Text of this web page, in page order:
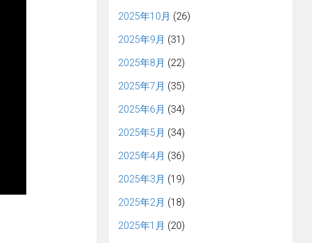
2025年10月 (26)
2025年9月 (31)
2025年8月 (22)
2025年7月 (35)
2025年6月 (34)
2025年5月 (34)
2025年4月 (36)
2025年3月 (19)
2025年2月 (18)
2025年1月 (20)